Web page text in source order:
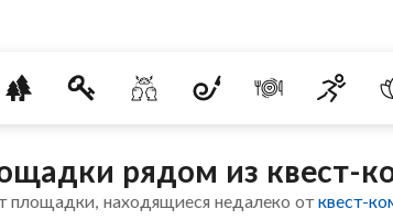
рядом из квест-
площадки, находящиеся недалеко отквест-